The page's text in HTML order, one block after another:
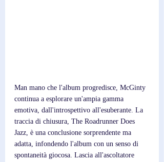
Man mano che l'album progredisce, McGinty
continua a esplorare un'ampia gamma
emotiva, dall'introspettivo all'esuberante. La
traccia di chiusura, The Roadrunner Does
Jazz, è una conclusione sorprendente ma
adatta, infondendo l'album con un senso di
spontaneità giocosa. Lascia all'ascoltatore